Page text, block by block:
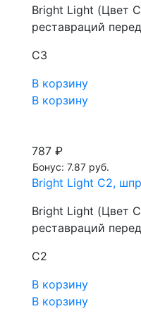
Bright Light (Цвет
реставраций
C3
В корзину
В корзину
787 ₽
Бонус: 7.87 руб.
Bright Light C2,
Bright Light (Цвет
реставраций
C2
В корзину
В корзину